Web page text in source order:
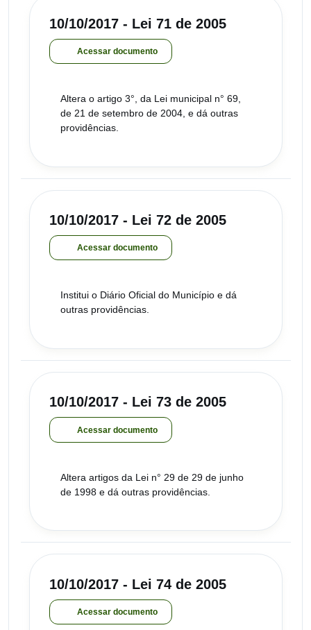
10/10/2017 - Lei 71 de 2005
Acessar documento
Altera o artigo 3°, da Lei municipal n° 69,
de 21 de setembro de 2004, e dá outras
providências.
10/10/2017 - Lei 72 de 2005
Acessar documento
Institui o Diário Oficial do Município e dá
outras providências.
10/10/2017 - Lei 73 de 2005
Acessar documento
Altera artigos da Lei n° 29 de 29 de junho
de 1998 e dá outras providências.
10/10/2017 - Lei 74 de 2005
Acessar documento